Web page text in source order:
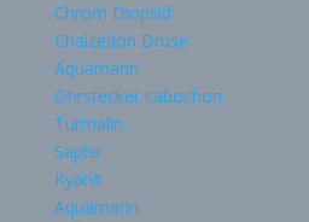
Chrom Diopsid
Chalzedon Druse
Aquamarin
Ohrstecker cabochon
Turmalin
Saphir
Kyanit
Aquamarin